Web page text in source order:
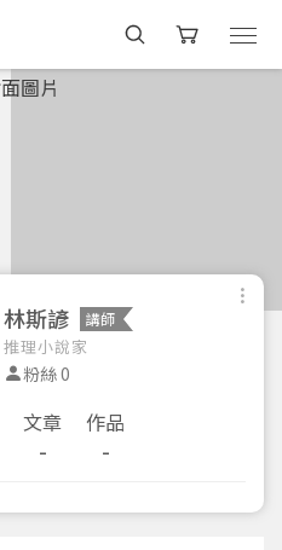
林斯諺 講師
推理小說家
粉絲 0
文章
-
作品
-